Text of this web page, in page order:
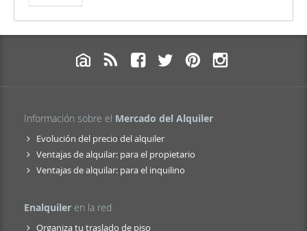
Información sobre el Mercado del Alquiler
Evolución del precio del alquiler
Ventajas de alquilar: para el propietario
Ventajas de alquilar: para el inquilino
Enalquiler en la red
Organiza tu traslado de piso